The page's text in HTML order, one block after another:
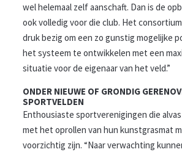
wel helemaal zelf aanschaft. Dan is de
ook volledig voor die club. Het
druk bezig om een zo gunstig mogelijke
het systeem te ontwikkelen met een
situatie voor de eigenaar van het veld.”
ONDER NIEUWE OF GRONDIG
SPORTVELDEN
Enthousiaste sportverenigingen die
met het oprollen van hun kunstgrasmat
voorzichtig zijn. “Naar verwachting